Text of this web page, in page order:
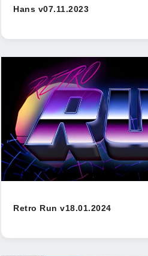
Hans v07.11.2023
Retro Run v18.01.2024